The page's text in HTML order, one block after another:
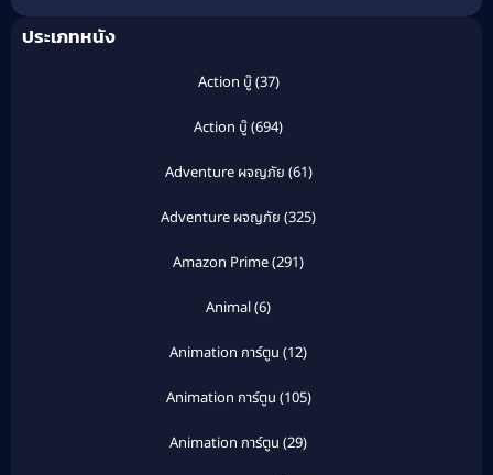
ประเภทหนัง
Action บู๊(37)
Action บู๊(694)
Adventure ผจญภัย (61)
Adventure ผจญภัย (325)
Amazon Prime(291)
Animal(6)
Animation การ์ตูน (12)
Animation การ์ตูน (105)
Animation การ์ตูน (29)